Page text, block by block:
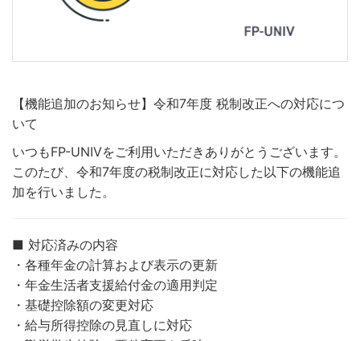
【機能追加のお知らせ】令和7年度 税制改正への対応につ
いて
いつもFP-UNIVをご利用いただきありがとうございます。
このたび、令和7年度の税制改正に対応した以下の機能追
加を行いました。
■ 対応済みの内容
・各種年金の計算および表示の更新
・年金生活者支援給付金の適用判定
・基礎控除額の変更対応
・給与所得控除の見直しに対応